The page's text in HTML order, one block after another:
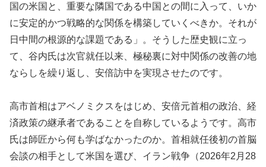
国の米国と、重要な隣国である中国との間に入って、いか
に安定的かつ戦略的な関係を構築していくべきか。それが
日中間の根源的な課題である」。そうした歴史観に立っ
て、谷内氏は次官就任以来、極秘裏に対中関係の改善の地
ならしを繰り返し、安倍訪中を実現させたのです。
高市首相はアベノミクスをはじめ、安倍元首相の政治、経
済政策の継承者であることを自称しているようです。高市
氏は師匠から何も学ばなかったのか。首相就任後初の首脳
会談の相手として米国を選び、イラン戦争（2026年2月28